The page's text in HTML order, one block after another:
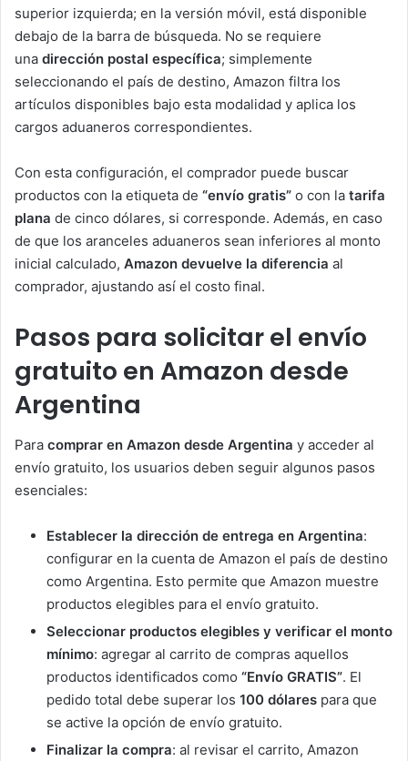
superior izquierda; en la versión móvil, está disponible
debajo de la barra de búsqueda. No se requiere
una dirección postal específica; simplemente
seleccionando el país de destino, Amazon filtra los
artículos disponibles bajo esta modalidad y aplica los
cargos aduaneros correspondientes.
Con esta configuración, el comprador puede buscar
productos con la etiqueta de “envío gratis” o con la tarifa
plana de cinco dólares, si corresponde. Además, en caso
de que los aranceles aduaneros sean inferiores al monto
inicial calculado, Amazon devuelve la diferencia al
comprador, ajustando así el costo final.
Pasos para solicitar el envío
gratuito en Amazon desde
Argentina
Para comprar en Amazon desde Argentina y acceder al
envío gratuito, los usuarios deben seguir algunos pasos
esenciales:
Establecer la dirección de entrega en Argentina:
configurar en la cuenta de Amazon el país de destino
como Argentina. Esto permite que Amazon muestre
productos elegibles para el envío gratuito.
Seleccionar productos elegibles y verificar el monto
mínimo: agregar al carrito de compras aquellos
productos identificados como “Envío GRATIS”. El
pedido total debe superar los 100 dólares para que
se active la opción de envío gratuito.
Finalizar la compra: al revisar el carrito, Amazon